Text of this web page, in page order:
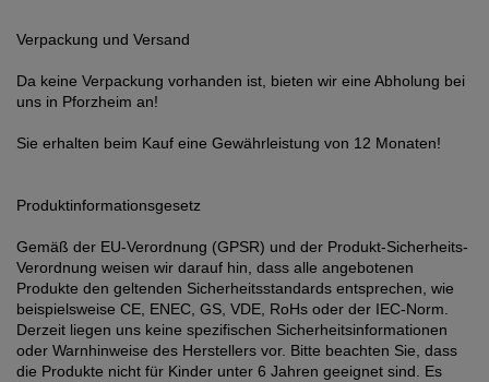
Verpackung und Versand
Da keine Verpackung vorhanden ist, bieten wir eine Abholung bei
uns in Pforzheim an!
Sie erhalten beim Kauf eine Gewährleistung von 12 Monaten!
Produktinformationsgesetz
Gemäß der EU-Verordnung (GPSR) und der Produkt-Sicherheits-
Verordnung weisen wir darauf hin, dass alle angebotenen
Produkte den geltenden Sicherheitsstandards entsprechen, wie
beispielsweise CE, ENEC, GS, VDE, RoHs oder der IEC-Norm.
Derzeit liegen uns keine spezifischen Sicherheitsinformationen
oder Warnhinweise des Herstellers vor. Bitte beachten Sie, dass
die Produkte nicht für Kinder unter 6 Jahren geeignet sind. Es